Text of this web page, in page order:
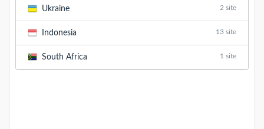
Ukraine 2 site
Indonesia 13 site
South Africa 1 site